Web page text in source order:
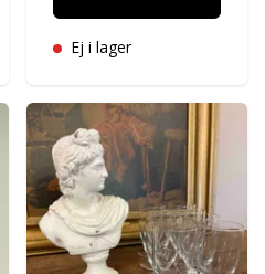
Ej i lager